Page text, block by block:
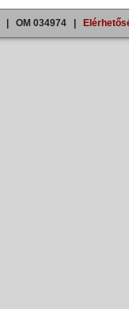
| OM 034974 |